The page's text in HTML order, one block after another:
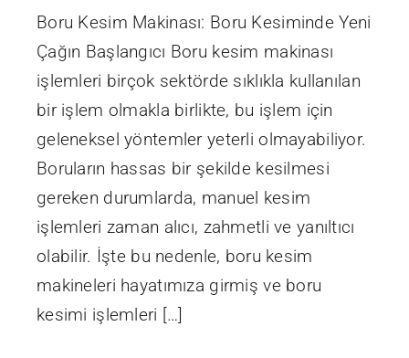
Boru Kesim Makinası: Boru Kesiminde Yeni
Çağın Başlangıcı Boru kesim makinası
işlemleri birçok sektörde sıklıkla kullanılan
bir işlem olmakla birlikte, bu işlem için
geleneksel yöntemler yeterli olmayabiliyor.
Boruların hassas bir şekilde kesilmesi
gereken durumlarda, manuel kesim
işlemleri zaman alıcı, zahmetli ve yanıltıcı
olabilir. İşte bu nedenle, boru kesim
makineleri hayatımıza girmiş ve boru
kesimi işlemleri […]